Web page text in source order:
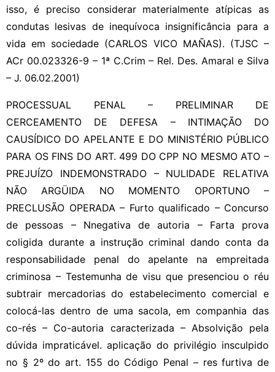
isso, é preciso considerar materialmente atípicas as
condutas lesivas de inequívoca insignificância para a
vida em sociedade (CARLOS VICO MAÑAS). (TJSC –
ACr 00.023326-9 – 1ª C.Crim – Rel. Des. Amaral e Silva
– J. 06.02.2001)
PROCESSUAL PENAL – PRELIMINAR DE
CERCEAMENTO DE DEFESA – INTIMAÇÃO DO
CAUSÍDICO DO APELANTE E DO MINISTÉRIO PÚBLICO
PARA OS FINS DO ART. 499 DO CPP NO MESMO ATO –
PREJUÍZO INDEMONSTRADO – NULIDADE RELATIVA
NÃO ARGÜIDA NO MOMENTO OPORTUNO –
PRECLUSÃO OPERADA – Furto qualificado – Concurso
de pessoas – Nnegativa de autoria – Farta prova
coligida durante a instrução criminal dando conta da
responsabilidade penal do apelante na empreitada
criminosa – Testemunha de visu que presenciou o réu
subtrair mercadorias do estabelecimento comercial e
colocá-las dentro de uma sacola, em companhia das
co-rés – Co-autoria caracterizada – Absolvição pela
dúvida impraticável. aplicação do privilégio insculpido
no § 2º do art. 155 do Código Penal – res furtiva de